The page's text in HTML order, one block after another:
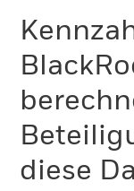
diese